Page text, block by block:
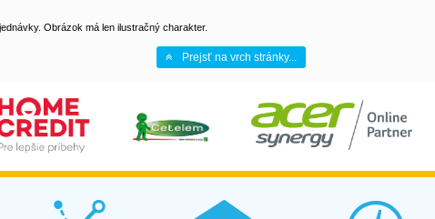
Obrázok má len ilustračný charakter.
Prejsť na vrch stránky...